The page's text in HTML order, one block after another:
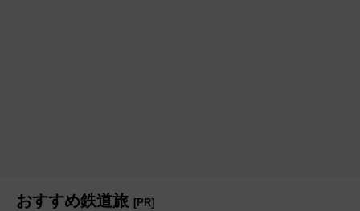
おすすめ鉄道旅 [PR]